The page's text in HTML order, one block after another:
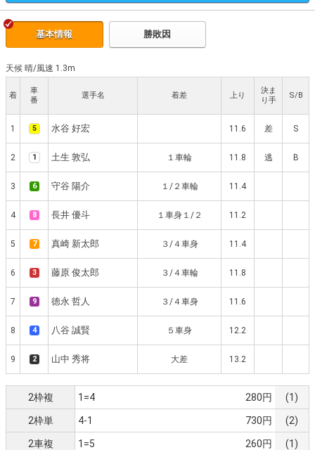
基本情報 勝敗因
天候 晴/風速 1.3m
着
車
番
選手名 着差 上り
決ま
り手
S/B
1 5 水谷 好宏 11.6 差 S
2 1 土生 敦弘 １車輪 11.8 逃 B
3 6 守谷 陽介 １/２車輪 11.4
4 8 長井 優斗 １車身１/２ 11.2
5 7 真崎 新太郎 ３/４車身 11.4
6 3 藤原 俊太郎 ３/４車輪 11.8
7 9 徳永 哲人 ３/４車身 11.6
8 4 八谷 誠賢 ５車身 12.2
9 2 山中 秀将 大差 13.2
2枠複 1=4 280円 (1)
2枠単 4-1 730円 (2)
2車複 1=5 260円 (1)